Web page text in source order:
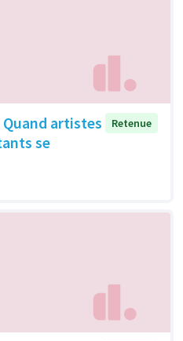
artistes
se
Retenue